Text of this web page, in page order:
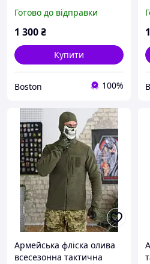
липучками армійська
фліска олива _M2_zx8c
Готово до відправки
1 300₴
Купити
Boston 100%
Армейська фліска олива
всесезонна тактична